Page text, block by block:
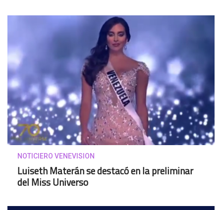
NOTICIERO VENEVISION
Luiseth Materán se destacó en la preliminar
del Miss Universo